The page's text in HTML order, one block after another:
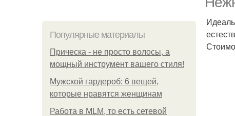
Популярные материалы
Прическа - не просто волосы, а
мощный инструмент вашего стиля!
Мужской гардероб: 6 вещей,
которые нравятся женщинам
Работа в MLM, то есть сетевой